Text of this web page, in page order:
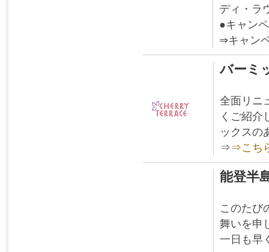
ディ・ラ
●キャン
⇒キャン
バーミ
全面リニ
くご紹介
ックスの
⇒⇒こち
能登半
このたび
舞いを申
一日も早